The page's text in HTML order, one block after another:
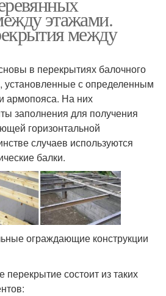
этажами.
между
в перекрытиях балочного
установленные с определенным
армопояса. На них
заполнения для получения
горизонтальной
случаев используются
балки.
ограждающие конструкции
состоит из таких